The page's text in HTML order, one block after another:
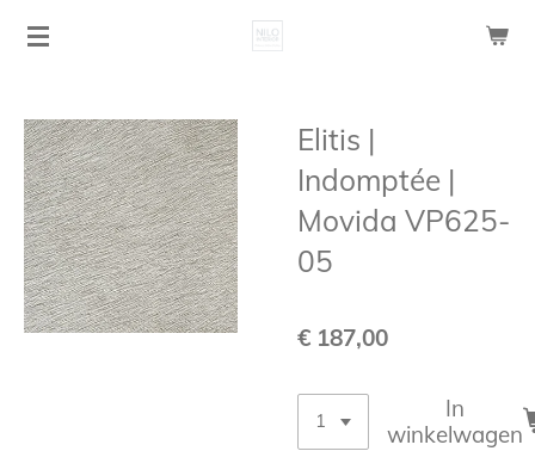
Ga
de
hoofdinhoud
Elitis |
Indomptée |
Movida VP625-
05
€ 187,00
In
winkelwagen